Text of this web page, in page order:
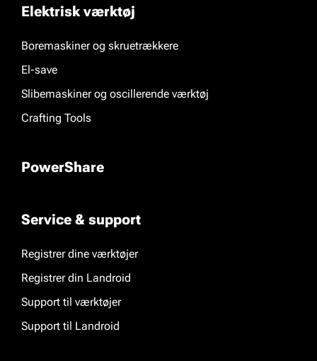
Elektrisk værktøj
Boremaskiner og skruetrækkere
El-save
Slibemaskiner og oscillerende værktøj
Crafting Tools
PowerShare
Service & support
Registrer dine værktøjer
Registrer din Landroid
Support til værktøjer
Support til Landroid